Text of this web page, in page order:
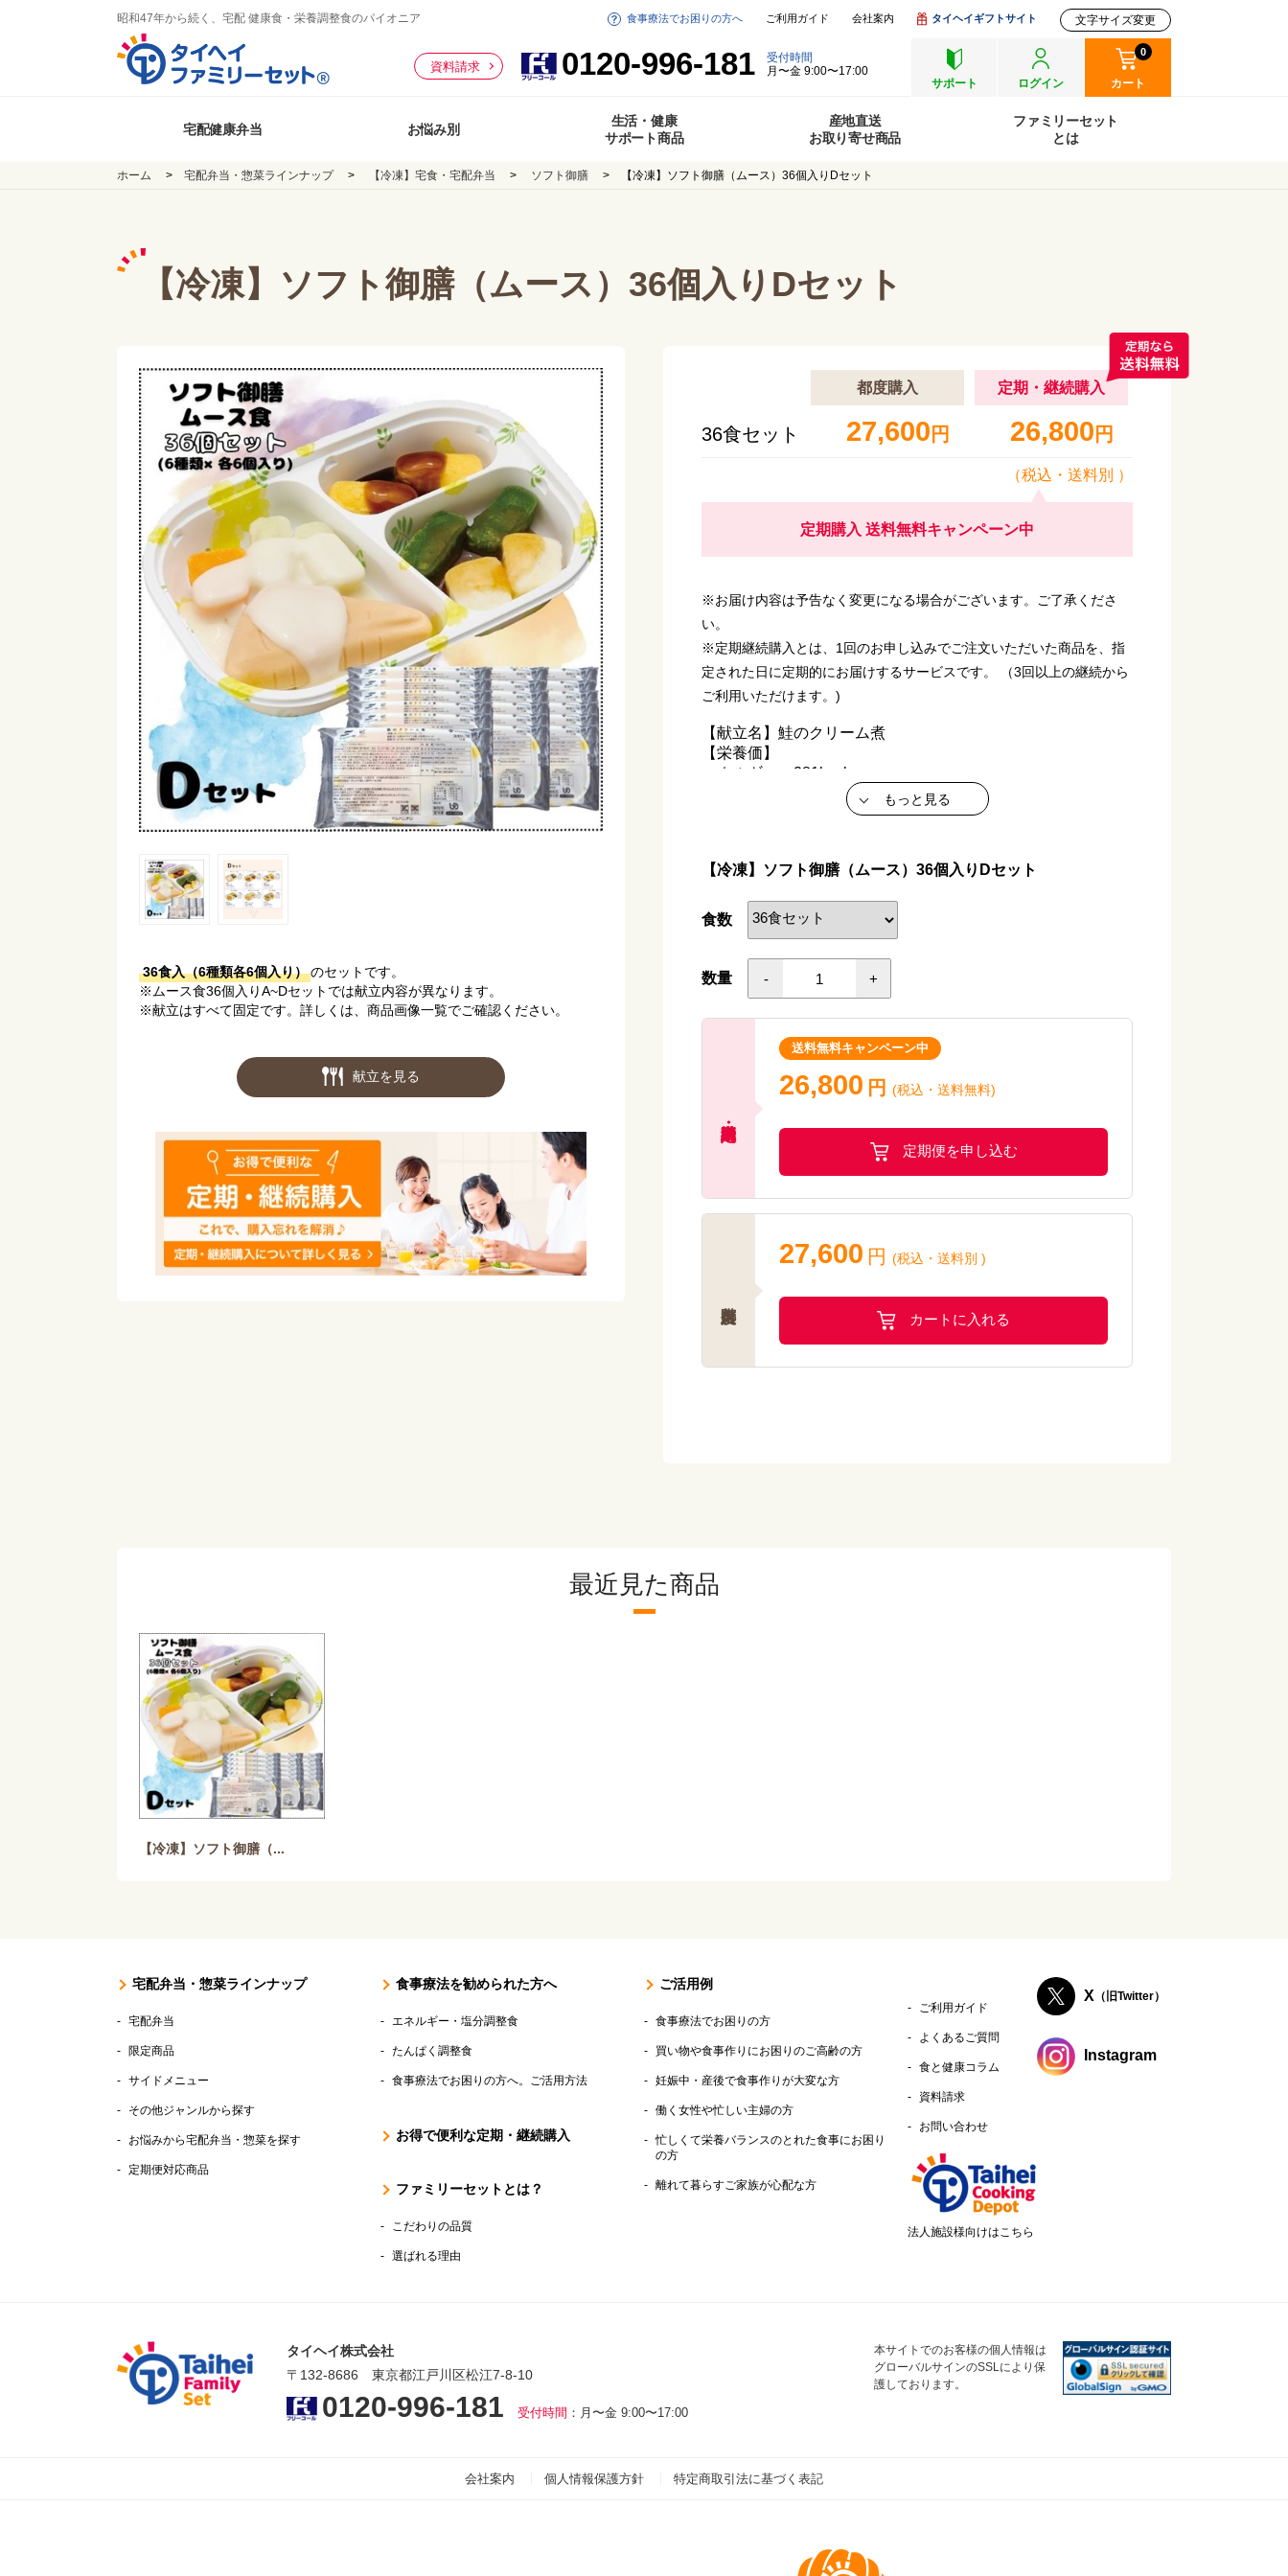
昭和47年から続く、宅配 健康食・栄養調整食のパイオニア
資料請求 0120-996-181
受付時間
月〜金 9:00〜17:00
サポート
ログイン カート
0
食事療法でお困りの方へ ご利用ガイド 会社案内 タイヘイギフトサイト 文字サイズ変更
宅配健康弁当 お悩み別
生活・健康
サポート商品
産地直送
お取り寄せ商品
ファミリーセット
とは
ホーム 宅配弁当・惣菜ラインナップ 【冷凍】宅食・宅配弁当 ソフト御膳 【冷凍】ソフト御膳（ムース）36個入りDセット
【冷凍】ソフト御膳（ムース）36個入りDセット
36食入（6種類各6個入り） のセットです。
※ムース食36個入りA~Dセットでは献立内容が異なります。
※献立はすべて固定です。詳しくは、商品画像一覧でご確認ください。
献立を見る
都度購入 定期 ・継続購入
36食セット 27,600 円 26,800 円
（税込・ 送料別 ）
定期購入 送料無料キャンペーン中
※お届け内容は予告なく変更になる場合がございます。ご了承くださ
い。
※定期継続購入とは、1回のお申し込みでご注文いただいた商品を、指
定された日に定期的にお届けするサービスです。 （3回以上の継続から
ご利用いただけます。)
【献立名】鮭のクリーム煮
【栄養価】
エネルギー：281kcal
【アレルゲン(28品目中)】 小麦・卵・乳
【献立名】ハンバーグ和風おろし
たんぱく質：14.1g
脂質 ：16.3g
炭水化物 ：26.9g
塩分相当量：1.4g
【アレルゲン(28品目中)】 小麦・卵・乳
【献立名】鶏肉の中華炒め
【栄養価】
エネルギー：323kcal
脂質 ：16.7g
炭水化物 ：31.0g
塩分相当量：1.2g
【栄養価】
エネルギー：328kcal
たんぱく質：14.0g
塩分相当量：1.6g
【アレルゲン(28品目中)】 小麦・卵・乳
もっと見る
【冷凍】ソフト御膳（ムース）36個入りDセット
食数
数量 - +
送料無料キャンペーン中
26,800 円 (税込・送料無料)
定期便を申し込む
27,600 円(税込 ・送料別 )
カートに入れる
最近見た商品
【冷凍】ソフト御膳（...
宅配弁当・惣菜ラインナップ
宅配弁当
限定商品
サイドメニュー
その他ジャンルから探す
お悩みから宅配弁当・惣菜を探す
定期便対応商品
食事療法を勧められた方へ
エネルギー・塩分調整食
たんぱく調整食
食事療法でお困りの方へ。ご活用方法
お得で便利な定期・継続購入
ファミリーセットとは？
こだわりの品質
選ばれる理由
ご活用例
食事療法でお困りの方
買い物や食事作りにお困りのご高齢の方
妊娠中・産後で食事作りが大変な方
働く女性や忙しい主婦の方
忙しくて栄養バランスのとれた食事にお困り
の方
離れて暮らすご家族が心配な方
ご利用ガイド
よくあるご質問
食と健康コラム
資料請求
お問い合わせ
法人施設様向けはこちら
X （旧Twitter）
Instagram
タイヘイ株式会社
〒132-8686 東京都江戸川区松江7-8-10
0120-996-181 受付時間 ：月〜金 9:00〜17:00
本サイトでのお客様の個人情報は
グローバルサインのSSLにより保
護しております。
会社案内 個人情報保護方針 特定商取引法に基づく表記